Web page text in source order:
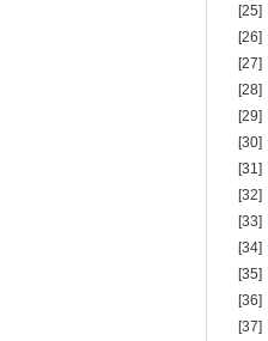
[25]
[26]
[27]
[28]
[29]
[30]
[31]
[32]
[33]
[34]
[35]
[36]
[37]